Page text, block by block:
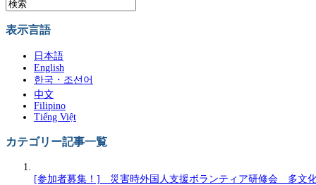
表示言語
日本語
English
한국・조선어
中文
Filipino
Tiếng Việt
カテゴリー記事一覧
[参加者募集！] 災害時外国人支援ボランティア研修会 多文